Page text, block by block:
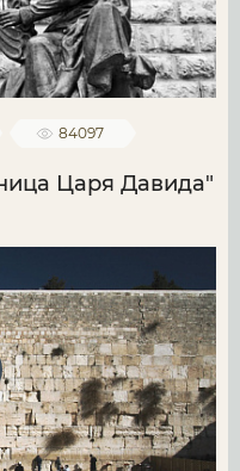
84097
Царя Давида"